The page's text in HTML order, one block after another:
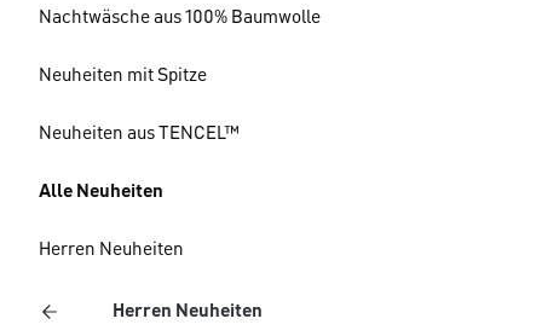
Nachtwäsche aus 100% Baumwolle
Neuheiten mit Spitze
Neuheiten aus TENCEL™
Alle Neuheiten
Herren Neuheiten
Herren Neuheiten